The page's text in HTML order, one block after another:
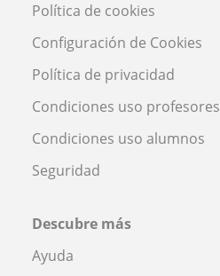
Política de cookies
Configuración de Cookies
Política de privacidad
Condiciones uso profesores
Condiciones uso alumnos
Seguridad
Descubre más
Ayuda